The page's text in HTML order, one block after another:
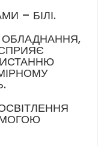
– БІЛІ.
ОБЛАДНАННЯ,